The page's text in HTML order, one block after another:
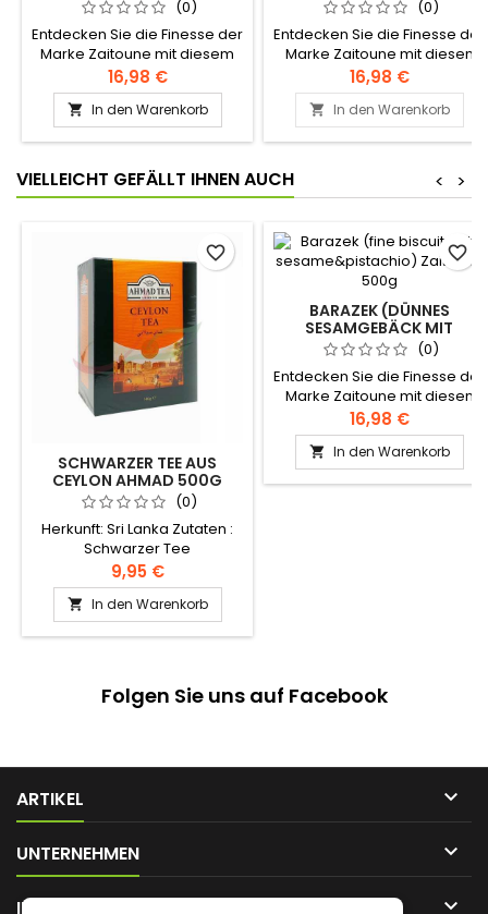
(0)
Entdecken Sie die Finesse der
Marke Zaitoune mit diesem
köstlichen,
zartschmelzenden
Mürbegebäck, gefüllt mit
einer cremigen Dattelpaste.
Butter, Sauerteig, Datteln,
Pistazien Authentisches
16,98 €
 In den Warenkorb
(0)
Entdecken Sie die Finesse der
Marke Zaitoune mit diesen
köstlich schmelzenden
Patties mit gerösteten
Sesamkörnern, bestreut mit
knusprigen Pistazienchips.
Sesam, Zucker, Pistazien,
Hefe, Wasser Authentisches
16,98 €
 In den Warenkorb
VIELLEICHT GEFÄLLT IHNEN AUCH >
<
SCHWARZER TEE AUS
CEYLON AHMAD 500G
(0)
Herkunft: Sri Lanka Zutaten :
Schwarzer Tee
9,95 €
 In den Warenkorb
favorite_border
BARAZEK (DÜNNES
SESAMGEBÄCK MIT
PISTAZIENCHIPS)
ZAITOUNE 500G
(0)
Entdecken Sie die Finesse der
Marke Zaitoune mit diesen
köstlich schmelzenden
Patties mit gerösteten
Sesamkörnern, bestreut mit
knusprigen Pistazienchips.
16,98 €
 In den Warenkorb
favorite_border
Folgen Sie uns auf Facebook
ARTIKEL 
UNTERNEHMEN 
IHR KONTO 